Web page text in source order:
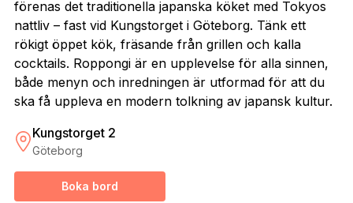
förenas det traditionella japanska köket med Tokyos
nattliv – fast vid Kungstorget i Göteborg. Tänk ett
rökigt öppet kök, fräsande från grillen och kalla
cocktails. Roppongi är en upplevelse för alla sinnen,
både menyn och inredningen är utformad för att du
ska få uppleva en modern tolkning av japansk kultur.
Kungstorget 2
Göteborg
Boka bord